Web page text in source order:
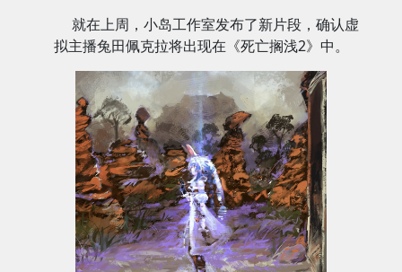
就在上周，小岛工作室发布了新片段，确认虚
拟主播兔田佩克拉将出现在《死亡搁浅2》中。